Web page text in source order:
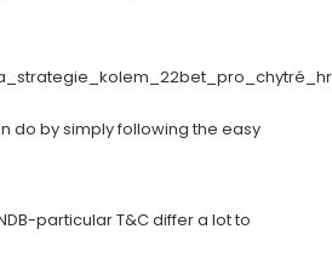
do by simply following the easy
particular T&C differ a lot to